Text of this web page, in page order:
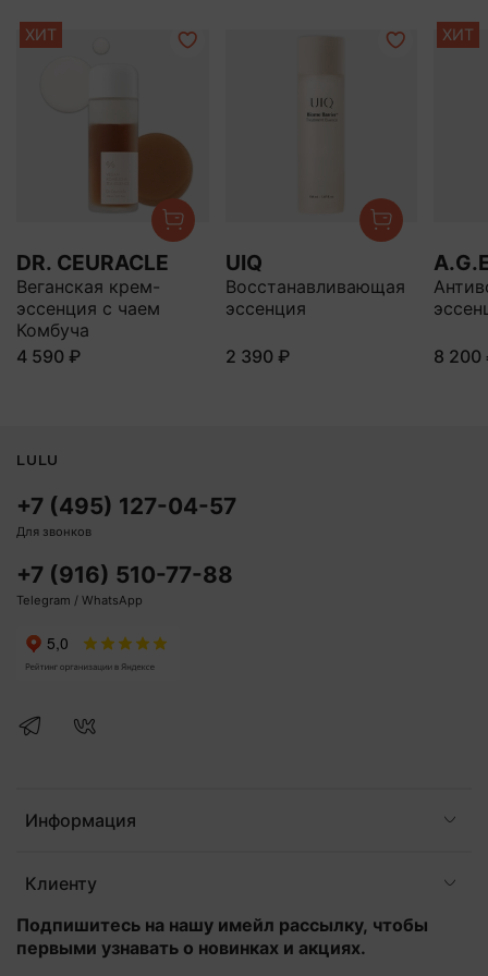
ХИТ
DR. CEURACLE
Веганская крем-
эссенция с чаем
Комбуча
4 590 ₽
UIQ
Восстанавливающая
эссенция
2 390 ₽
ХИТ
8 200
Информация
Клиенту
Подпишитесь на нашу имейл рассылку, чтобы
первыми узнавать о новинках и акциях.
+7 (495) 127-04-57
Для звонков
+7 (916) 510-77-88
Telegram / WhatsApp
LULU